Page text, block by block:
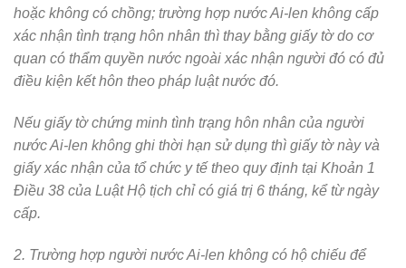
hoặc không có chồng; trường hợp nước Ai-len không cấp
xác nhận tình trạng hôn nhân thì thay bằng giấy tờ do cơ
quan có thẩm quyền nước ngoài xác nhận người đó có đủ
điều kiện kết hôn theo pháp luật nước đó.
Nếu giấy tờ chứng minh tình trạng hôn nhân của người
nước Ai-len không ghi thời hạn sử dụng thì giấy tờ này và
giấy xác nhận của tổ chức y tế theo quy định tại Khoản 1
Điều 38 của Luật Hộ tịch chỉ có giá trị 6 tháng, kể từ ngày
cấp.
2. Trường hợp người nước Ai-len không có hộ chiếu để